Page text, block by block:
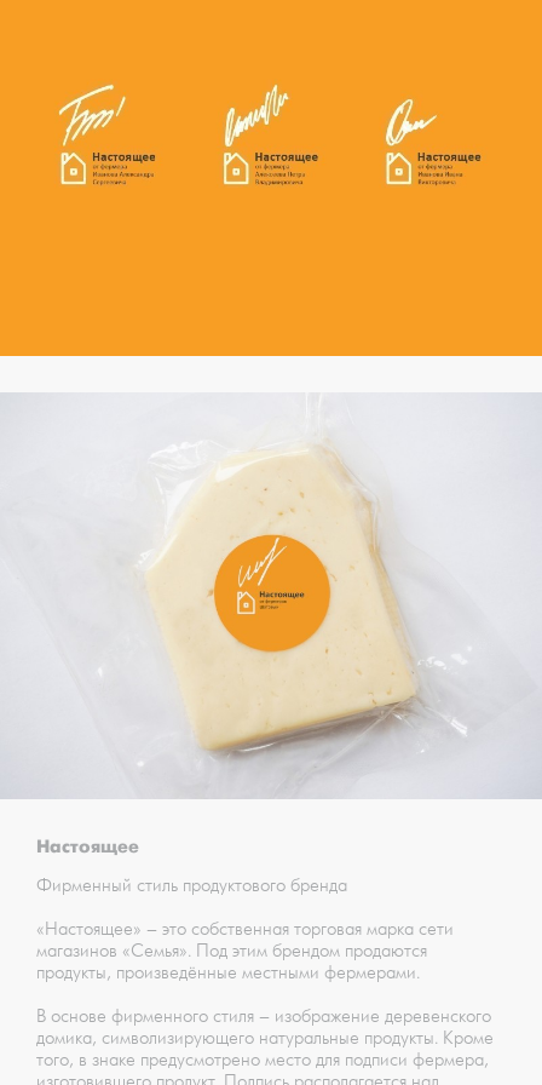
Настоящее
Фирменный стиль продуктового бренда
«Настоящее» – это собственная торговая марка сети
магазинов «Семья». Под этим брендом продаются
продукты, произведённые местными фермерами.
В основе фирменного стиля – изображение деревенского
домика, символизирующего натуральные продукты. Кроме
того, в знаке предусмотрено место для подписи фермера,